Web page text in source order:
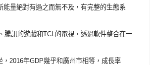
量絕對有過之而無不及，有完整的生態系
騰訊的遊戲和TCL的電視，透過軟件整合在一
2016年GDP幾乎和廣州市相等，成長率